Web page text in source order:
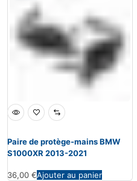
Paire de protège-mains BMW
S1000XR 2013-2021
36,00 €Ajouter au panier